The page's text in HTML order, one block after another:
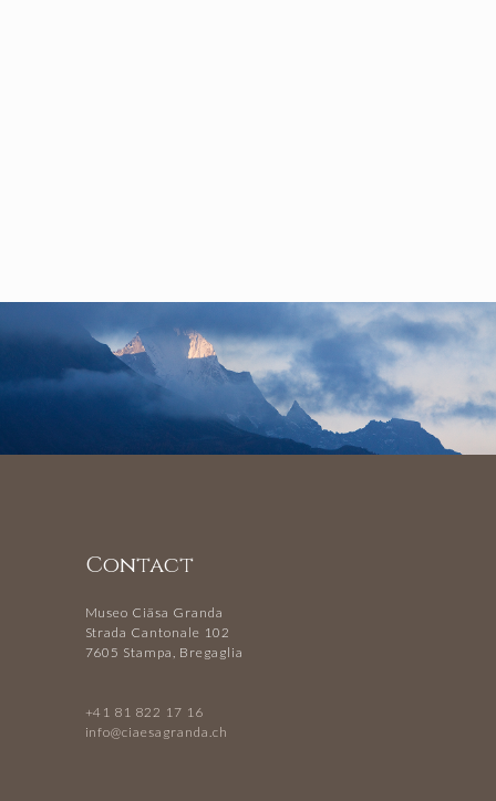
Contact
Museo Ciäsa Granda
Strada Cantonale 102
7605 Stampa, Bregaglia
+41 81 822 17 16
info@ciaesagranda.ch